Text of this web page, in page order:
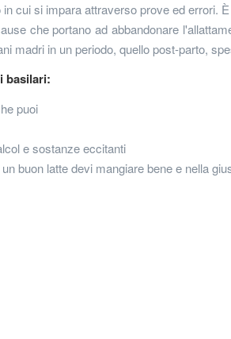
cui si impara attraverso prove ed errori.
che portano ad abbandonare
madri in un periodo, quello post-parto,
basilari:
puoi
e sostanze eccitanti
buon latte devi mangiare bene e nella